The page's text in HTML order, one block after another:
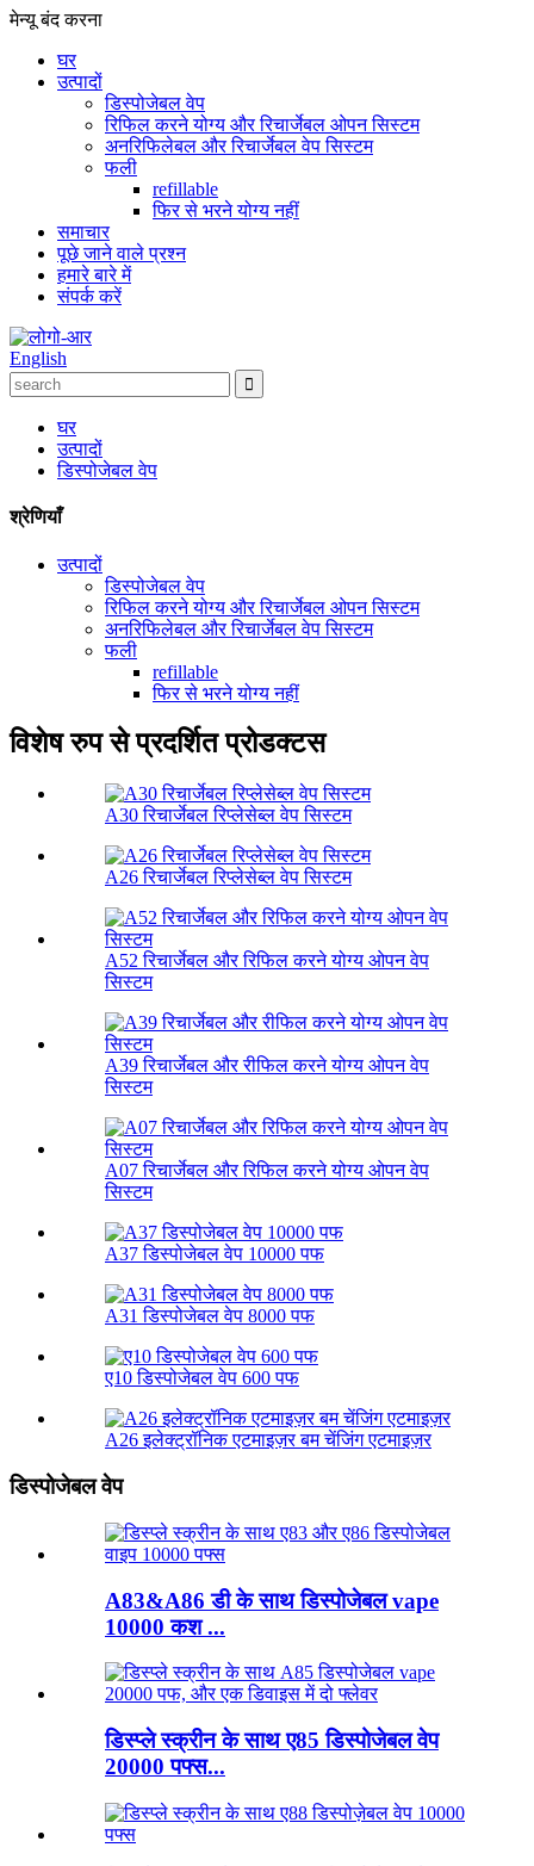
मेन्यू बंद करना
घर
उत्पादों
डिस्पोजेबल वेप
रिफिल करने योग्य और रिचार्जेबल ओपन सिस्टम
अनरिफिलेबल और रिचार्जेबल वेप सिस्टम
फली
refillable
फिर से भरने योग्य नहीं
समाचार
पूछे जाने वाले प्रश्न
हमारे बारे में
संपर्क करें
English
घर
उत्पादों
डिस्पोजेबल वेप
श्रेणियाँ
उत्पादों
डिस्पोजेबल वेप
रिफिल करने योग्य और रिचार्जेबल ओपन सिस्टम
अनरिफिलेबल और रिचार्जेबल वेप सिस्टम
फली
refillable
फिर से भरने योग्य नहीं
विशेष रुप से प्रदर्शित प्रोडक्टस
A30 रिचार्जेबल रिप्लेसेब्ल वेप सिस्टम
A26 रिचार्जेबल रिप्लेसेब्ल वेप सिस्टम
A52 रिचार्जेबल और रिफिल करने योग्य ओपन वेप
सिस्टम
A39 रिचार्जेबल और रीफिल करने योग्य ओपन वेप
सिस्टम
A07 रिचार्जेबल और रिफिल करने योग्य ओपन वेप
सिस्टम
A37 डिस्पोजेबल वेप 10000 पफ
A31 डिस्पोजेबल वेप 8000 पफ
ए10 डिस्पोजेबल वेप 600 पफ
A26 इलेक्ट्रॉनिक एटमाइज़र बम चेंजिंग एटमाइज़र
डिस्पोजेबल वेप
A83&A86 डी के साथ डिस्पोजेबल vape
10000 कश ...
डिस्प्ले स्क्रीन के साथ ए85 डिस्पोजेबल वेप
20000 पफ्स...